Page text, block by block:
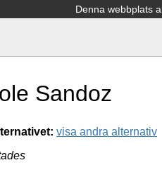
Denna webbplats
Sandoz
visa andra alternativ